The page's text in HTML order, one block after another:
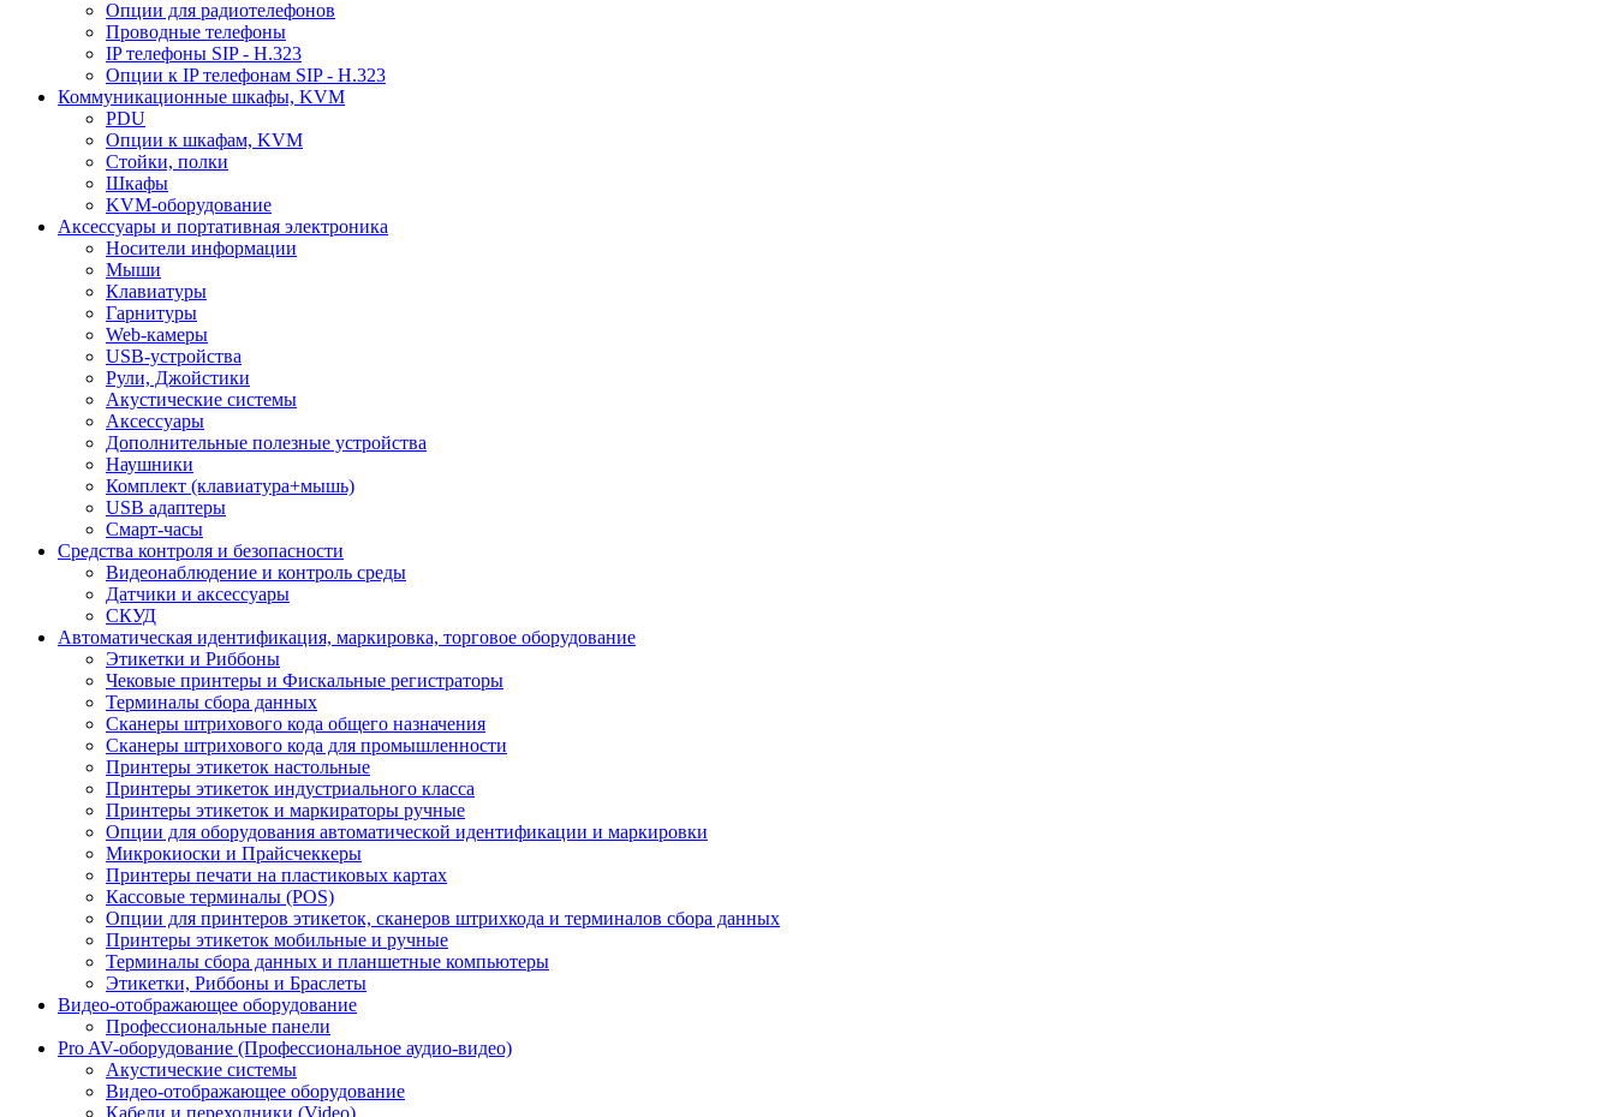
Опции для радиотелефонов
Проводные телефоны
IP телефоны SIP - H.323
Опции к IP телефонам SIP - H.323
Коммуникационные шкафы, KVM
PDU
Опции к шкафам, KVM
Стойки, полки
Шкафы
KVM-оборудование
Аксессуары и портативная электроника
Носители информации
Мыши
Клавиатуры
Гарнитуры
Web-камеры
USB-устройства
Рули, Джойстики
Акустические системы
Аксессуары
Дополнительные полезные устройства
Наушники
Комплект (клавиатура+мышь)
USB адаптеры
Смарт-часы
Средства контроля и безопасности
Видеонаблюдение и контроль среды
Датчики и аксессуары
СКУД
Автоматическая идентификация, маркировка, торговое оборудование
Этикетки и Риббоны
Чековые принтеры и Фискальные регистраторы
Терминалы сбора данных
Сканеры штрихового кода общего назначения
Сканеры штрихового кода для промышленности
Принтеры этикеток настольные
Принтеры этикеток индустриального класса
Принтеры этикеток и маркираторы ручные
Опции для оборудования автоматической идентификации и маркировки
Микрокиоски и Прайсчеккеры
Принтеры печати на пластиковых картах
Кассовые терминалы (POS)
Опции для принтеров этикеток, сканеров штрихкода и терминалов сбора данных
Принтеры этикеток мобильные и ручные
Терминалы сбора данных и планшетные компьютеры
Этикетки, Риббоны и Браслеты
Видео-отображающее оборудование
Профессиональные панели
Pro AV-оборудование (Профессиональное аудио-видео)
Акустические системы
Видео-отображающее оборудование